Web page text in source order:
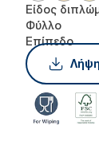
Είδος
Φύλλο
Επίπεδο